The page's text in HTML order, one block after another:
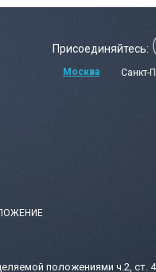
Присоединяйтесь:
Москва Санкт-
положениями ч.2, ст.